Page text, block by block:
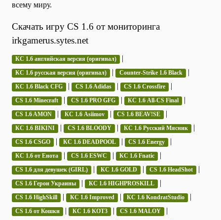
всему миру.
Скачать игру CS 1.6 от мониторинга
irkgamerus.sytes.net
КС 1.6 английская версия (оригинал) |
КС 1.6 русская версия (оригинал) | Counter-Strike 1.6 Black |
КС 1.6 Black CFG | CS 1.6 Adidas | CS 1.6 Crossfire |
CS 1.6 Minecraft | CS 1.6 PRO GFG | КС 1.6 All-CS Final |
CS 1.6 AMON | КС 1.6 Asiimov | CS 1.6 BEAV!SE |
КС 1.6 BIKINI | CS 1.6 BLOODY | КС 1.6 Русский Мясник |
CS 1.6 CSGO | КС 1.6 DEADPOOL | CS 1.6 Energy |
КС 1.6 от Енота | CS 1.6 ESWC | КС 1.6 Fnatic |
CS 1.6 для девушек (GIRL) | КС 1.6 GOLD | CS 1.6 HeadShot |
CS 1.6 Герои Украины | КС 1.6 HIGHPROSKILL |
CS 1.6 HighSkill | КС 1.6 Improved | КС 1.6 KondratStudio |
CS 1.6 от Кошки | КС 1.6 KOT3 | CS 1.6 MALOY |